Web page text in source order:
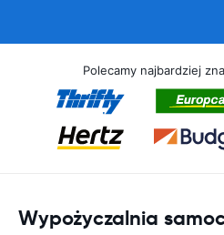
Polecamy najbardziej
Wypożyczalnia